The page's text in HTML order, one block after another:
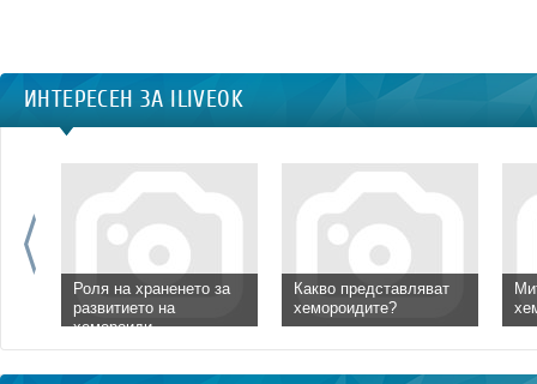
ИНТЕРЕСЕН ЗА ILIVEOK
Роля на храненето за
развитието на
хемороиди
Какво представляват
хемороидите?